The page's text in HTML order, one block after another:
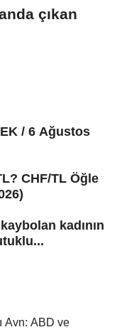
çıkan
/ 6 Ağustos
CHF/TL Öğle
kadının
Avn: ABD ve